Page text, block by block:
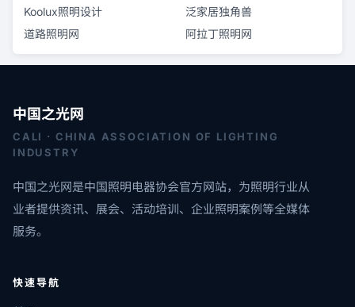
Koolux照明设计
泛家居独角兽
道路照明网
阿拉丁照明网
中国之光网
CALI · CHINA ASSOCIATION OF LIGHTING
INDUSTRY
中国之光网是中国照明电器协会官方网站，为照明行业从
业者提供资讯、展会、活动培训、企业照明案例等全媒体
服务。
快速导航